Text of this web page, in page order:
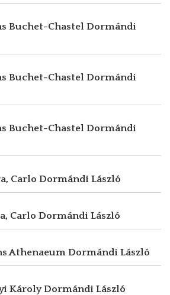
Buchet-Chastel Dormándi
Buchet-Chastel Dormándi
Buchet-Chastel Dormándi
Carlo Dormándi László
Carlo Dormándi László
Athenaeum Dormándi László
KárolyDormándi László